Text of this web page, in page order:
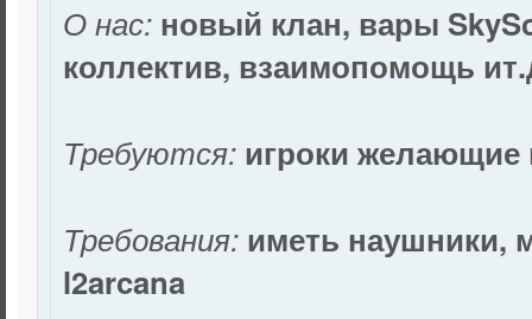
О нас: новый клан, вары
коллектив, взаимопомощь
Требуются: игроки желающие
Требования: иметь наушники,
l2arcana